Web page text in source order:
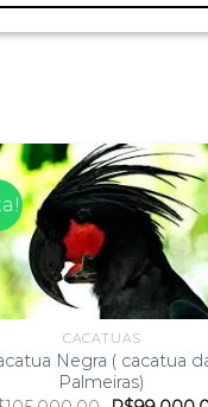
CACATUAS
Negra ( cacatua
Palmeiras)